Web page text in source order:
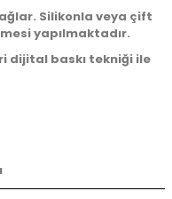
Silikonla veya çift
yapılmaktadır.
dijital baskı tekniği ile